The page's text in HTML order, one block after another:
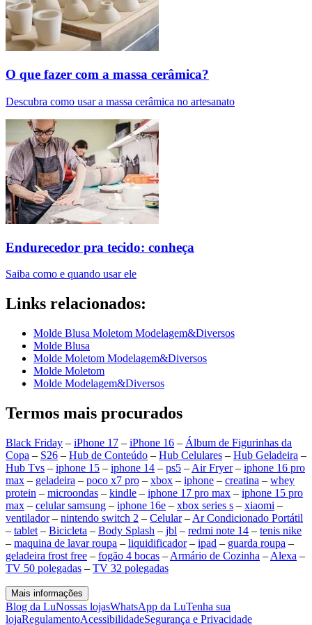
O que fazer com a massa cerâmica?
Descubra como usar a massa cerâmica no artesanato
Endurecedor pra tecido: conheça
Saiba como e quando usar ele
Links relacionados:
Molde Blusa Moletom Modelagem&Diversos
Molde Blusa
Molde Moletom Modelagem&Diversos
Molde Moletom
Molde Modelagem&Diversos
Termos mais procurados
Black Friday – iPhone 17 – iPhone 16 – Álbum de Figurinhas da
Copa – S26 – Hub de Conteúdo – Hub Celulares – Hub Geladeira –
Hub Tvs – iphone 15 – iphone 14 – ps5 – Air Fryer– iphone 16 pro
max – geladeira – poco x7 pro – xbox – iphone – creatina – whey
protein – microondas – kindle – iphone 17 pro max – iphone 15 pro
max – celular samsung – iphone 16e – xbox series s – xiaomi –
ventilador– nintendo switch 2 – Celular– Ar Condicionado Portátil
– tablet – Bicicleta – Body Splash – jbl – redmi note 14 – tenis nike
– maquina de lavar roupa – liquidificador– ipad – guarda roupa –
geladeira frost free – fogão 4 bocas – Armário de Cozinha – Alexa –
TV 50 polegadas – TV 32 polegadas
Mais informações
Blog da LuNossas lojasWhatsApp da LuTenha sua
lojaRegulamentoAcessibilidadeSegurança e Privacidade